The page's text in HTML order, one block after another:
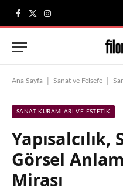
Facebook
X
(Twitter)
Instagram
Ana Sayfa Sanat ve Felsefe
SANAT KURAMLARI VE ESTETIK
Görsel
Mirası